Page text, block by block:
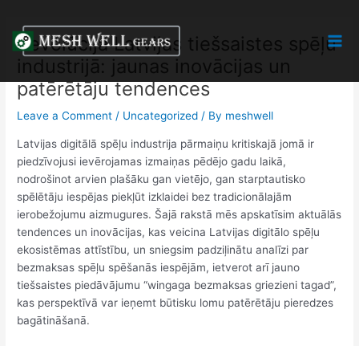
content
Revolūcija Latvijas tiešsaistes spēļu
industrijā: jaunas inovācijas un
patērētāju tendences
Leave a Comment / Uncategorized / By meshwell
Latvijas digitālā spēļu industrija pārmaiņu kritiskajā jomā ir
piedzīvojusi ievērojamas izmaiņas pēdējo gadu laikā,
nodrošinot arvien plašāku gan vietējo, gan starptautisko
spēlētāju iespējas piekļūt izklaidei bez tradicionālajām
ierobežojumu aizmugures. Šajā rakstā mēs apskatīsim aktuālās
tendences un inovācijas, kas veicina Latvijas digitālo spēļu
ekosistēmas attīstību, un sniegsim padziļinātu analīzi par
bezmaksas spēļu spēšanās iespējām, ietverot arī jauno
tiešsaistes piedāvājumu “wingaga bezmaksas griezieni tagad”,
kas perspektīvā var ieņemt būtisku lomu patērētāju pieredzes
bagātināšanā.
navigation